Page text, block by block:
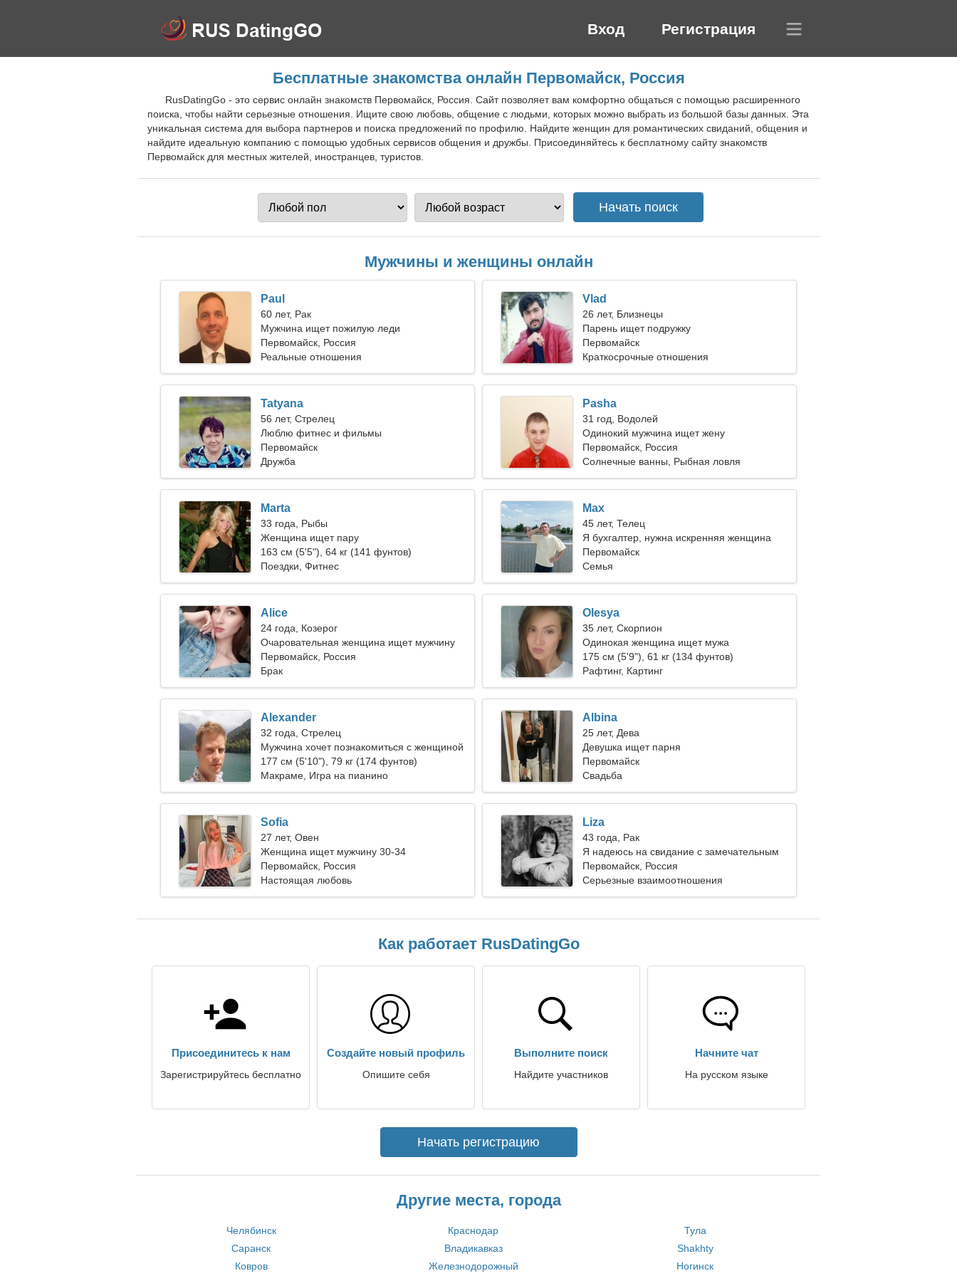
Вход Регистрация
Бесплатные знакомства онлайн Первомайск, Россия
RusDatingGo - это сервис онлайн знакомств Первомайск, Россия. Сайт позволяет вам комфортно общаться с помощью расширенного
поиска, чтобы найти серьезные отношения. Ищите свою любовь, общение с людьми, которых можно выбрать из большой базы данных. Эта
уникальная система для выбора партнеров и поиска предложений по профилю. Найдите женщин для романтических свиданий, общения и
найдите идеальную компанию с помощью удобных сервисов общения и дружбы. Присоединяйтесь к бесплатному сайту знакомств
Первомайск для местных жителей, иностранцев, туристов.
Мужчины и женщины онлайн
Paul
60 лет, Рак
Мужчина ищет пожилую леди
Первомайск, Россия
Реальные отношения
Vlad
26 лет, Близнецы
Парень ищет подружку
Первомайск
Краткосрочные отношения
Tatyana
56 лет, Стрелец
Люблю фитнес и фильмы
Первомайск
Дружба
Pasha
31 год, Водолей
Одинокий мужчина ищет жену
Первомайск, Россия
Солнечные ванны, Рыбная ловля
Marta
33 года, Рыбы
Женщина ищет пару
163 см (5'5"), 64 кг (141 фунтов)
Поездки, Фитнес
Max
45 лет, Телец
Я бухгалтер, нужна искренняя женщина
Первомайск
Семья
Alice
24 года, Козерог
Очаровательная женщина ищет мужчину
Первомайск, Россия
Брак
Olesya
35 лет, Скорпион
Одинокая женщина ищет мужа
175 см (5'9"), 61 кг (134 фунтов)
Рафтинг, Картинг
Alexander
32 года, Стрелец
Мужчина хочет познакомиться с женщиной
26-31
177 см (5'10"), 79 кг (174 фунтов)
Макраме, Игра на пианино
Albina
25 лет, Дева
Девушка ищет парня
Первомайск
Свадьба
Sofia
27 лет, Овен
Женщина ищет мужчину 30-34
Первомайск, Россия
Настоящая любовь
Liza
43 года, Рак
Я надеюсь на свидание с замечательным
другом
Первомайск, Россия
Серьезные взаимоотношения
Как работает RusDatingGo
Присоединитесь к нам
Зарегистрируйтесь бесплатно
Создайте новый профиль
Опишите себя
Выполните поиск
Найдите участников
Начните чат
На русском языке
Начать регистрацию
Другие места, города
Челябинск Краснодар
Тула
Саранск
Владикавказ
Shakhty
Ковров
Железнодорожный Ногинск